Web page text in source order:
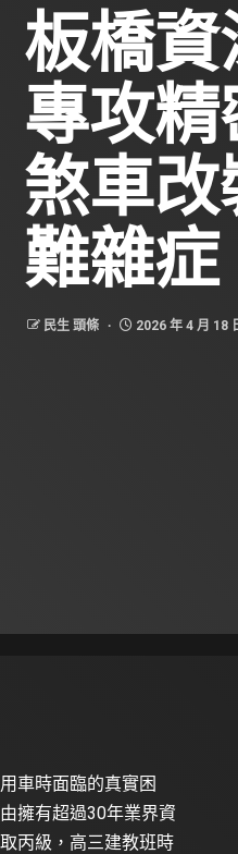
板橋
專攻
煞車
難雜症
民生 頭條 2026 年 4 月 18
車時面臨的真實困
擁有超過30年業界資
丙級，高三建教班時